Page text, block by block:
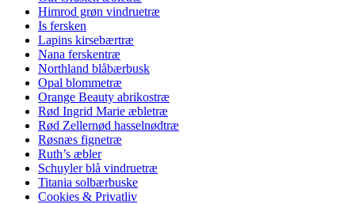
Himrod grøn vindruetræ
Is fersken
Lapins kirsebærtræ
Nana ferskentræ
Northland blåbærbusk
Opal blommetræ
Orange Beauty abrikostræ
Rød Ingrid Marie æbletræ
Rød Zellernød hasselnødtræ
Røsnæs fignetræ
Ruth’s æbler
Schuyler blå vindruetræ
Titania solbærbuske
Cookies & Privatliv